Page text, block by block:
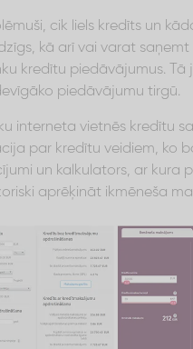
cik liels kredīts un
kā arī vai varat
kredītu piedāvājumus. Tā
piedāvājumu tirgū.
interneta vietnēs kredītu
par kredītu veidiem, ko
un kalkulators, ar kura
aprēķināt ikmēneša